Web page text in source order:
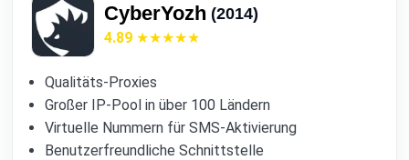
CyberYozh (2014)
4.89
Qualitäts-Proxies
Großer IP-Pool in über 100 Ländern
Virtuelle Nummern für SMS-Aktivierung
Benutzerfreundliche Schnittstelle